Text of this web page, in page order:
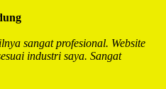
sangat profesional. Website
industri saya. Sangat